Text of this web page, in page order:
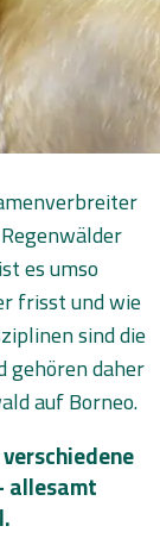
es umso
frisst und wie
sind die
gehören daher
auf Borneo.
allesamt